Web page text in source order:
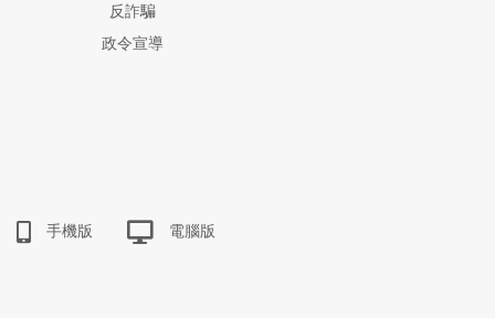
反詐騙
政令宣導
手機版 電腦版